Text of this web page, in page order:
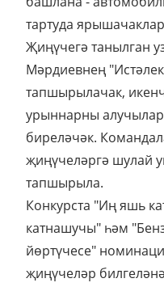
тартуда
Җиңүчегә танылган
Мәрдиевнең
тапшырылачак,
урыннарны
биреләчәк.
җиңүчеләргә шулай
тапшырыла.
Конкурста "Иң яшь
катнашучы" һәм
йөртүчесе"
җиңүчеләр